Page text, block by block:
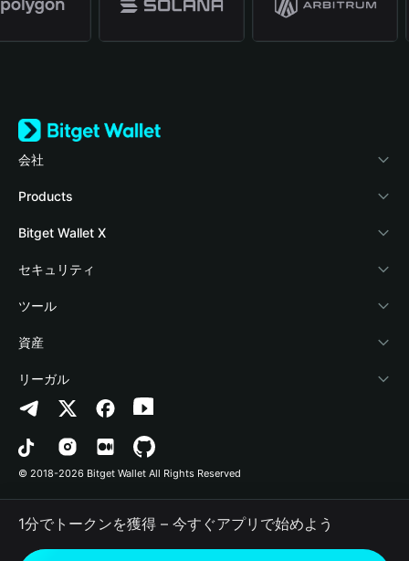
会社
Bitget Walletについて
ブログ
アカデミー
暗号資産ニュース
Help Center
お問い合わせ
ブランドリソース
キャリア
Products
Crypto Card
Stablecoin Earn
Payfi Crypto
Crypto Swap API
Altcoin Season Index
Prediction Markets
DApp
RWA
Bitget Wallet X
デベロッパー
ウォレットを接続
Bitget Wallet Pay
プロジェクトを掲載
セキュリティ
保護基金
セキュリティ技術
ツール
暗号資産を購入
認証検出
コントラクト検出
一括送金
資産
Arbitrum
Avalanche
Bitcoin
Polygon
リーガル
プライバシーポリシー
利用規約
© 2018-2026 Bitget Wallet All Rights Reserved
1分でトークンを獲得 – 今すぐアプリで始めよう